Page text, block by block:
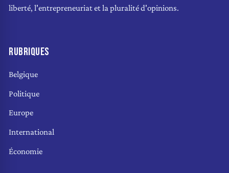
liberté, l'entrepreneuriat et la pluralité d'opinions.
RUBRIQUES
Belgique
Politique
Europe
International
Économie